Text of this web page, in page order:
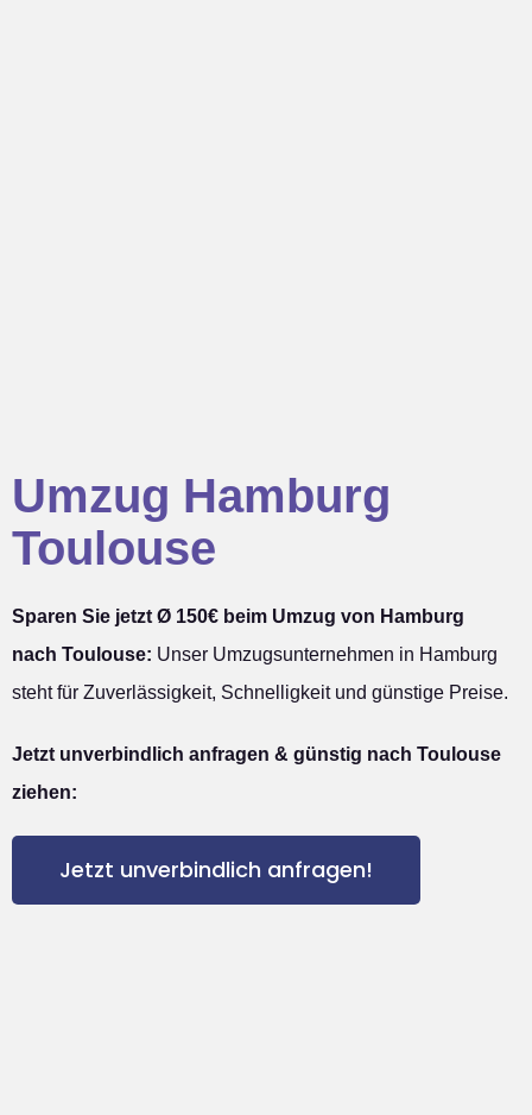
Umzug Hamburg
Toulouse
Sparen Sie jetzt Ø 150€ beim Umzug von Hamburg
nach Toulouse: Unser Umzugsunternehmen in Hamburg
steht für Zuverlässigkeit, Schnelligkeit und günstige Preise.
Jetzt unverbindlich anfragen & günstig nach Toulouse
ziehen:
Jetzt unverbindlich anfragen!